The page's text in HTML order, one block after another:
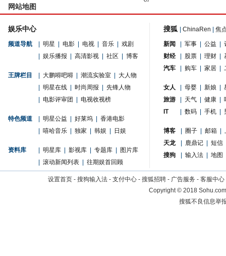
网站地图
娱乐中心
频道导航 明星 电影 电视 音乐
戏剧
娱乐播报 高清影视 社区 博客
王牌栏目 大鹏嘚吧嘚 潮流实验室
大人物
明星在线 时尚周报
先锋人物
电影评审团 电视收视榜
特色频道 明星公益 好莱坞
香港电影
嘻哈音乐 独家 韩娱 日娱
资料库 明星库 影视库 专题库
图片库
滚动新闻列表 往期娱首回顾
搜狐 ChinaRen 焦
新闻 军事 公益
财经
股票 理财
汽车
购车 家居
女人 母婴 新娘
旅游
天气 健康
IT
数码 手机
博客 圈子 邮箱
天龙
鹿鼎记
短信
搜狗
输入法 地图
设置首页 - 搜狗输入法 - 支付中心 - 搜狐招聘 - 广告服务 - 客服中心
Copyright©2018
搜狐不良信息举